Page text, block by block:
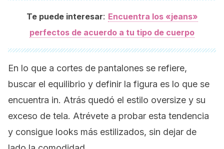
Te puede interesar: Encuentra los «jeans»
perfectos de acuerdo a tu tipo de cuerpo
En lo que a cortes de pantalones se refiere,
buscar el equilibrio y definir la figura es lo que se
encuentra in. Atrás quedó el estilo oversize y su
exceso de tela. Atrévete a probar esta tendencia
y consigue looks más estilizados, sin dejar de